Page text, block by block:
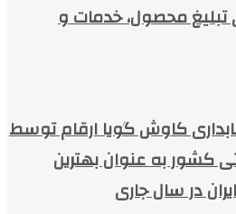
محصول، خدمات و
کاوش گویا ارقام توسط
کشور به عنوان بهترین
در سال جاری